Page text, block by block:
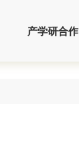
产学研合作